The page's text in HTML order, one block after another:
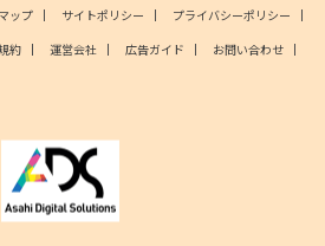
ップ サイトポリシー
プライバシーポリシー
約 運営会社 広告ガイド
お問い合わせ